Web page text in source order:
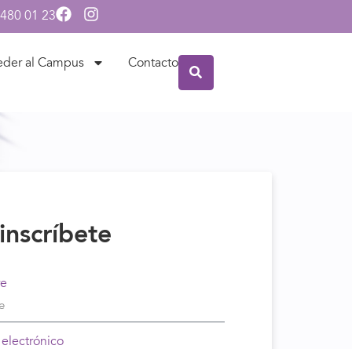
01 23
al Campus Contacto